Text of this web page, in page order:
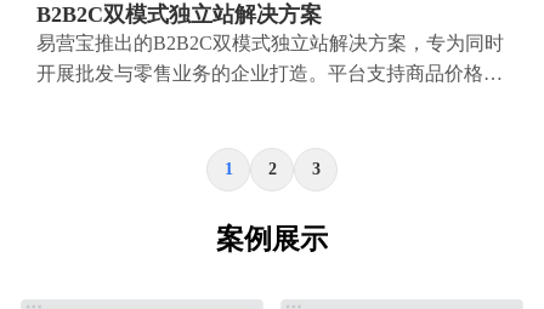
B2B2C双模式独立站解决方案
易营宝推出的B2B2C双模式独立站解决方案，专为同时
开展批发与零售业务的企业打造。平台支持商品价格展
效、更直观的方式触达B端与C端客户。通过云建站、
大数据分析与广告智能投放体系，助力企业打破渠道壁
垒，实现国内外市场拓展与品牌价值提升。
1 2 3
案例展示